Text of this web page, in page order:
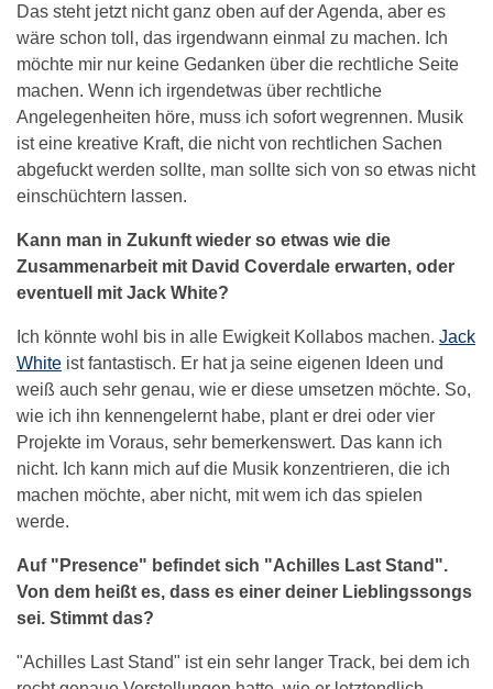
Das steht jetzt nicht ganz oben auf der Agenda, aber es
wäre schon toll, das irgendwann einmal zu machen. Ich
möchte mir nur keine Gedanken über die rechtliche Seite
machen. Wenn ich irgendetwas über rechtliche
Angelegenheiten höre, muss ich sofort wegrennen. Musik
ist eine kreative Kraft, die nicht von rechtlichen Sachen
abgefuckt werden sollte, man sollte sich von so etwas nicht
einschüchtern lassen.
Kann man in Zukunft wieder so etwas wie die
Zusammenarbeit mit David Coverdale erwarten, oder
eventuell mit Jack White?
Ich könnte wohl bis in alle Ewigkeit Kollabos machen. Jack
White ist fantastisch. Er hat ja seine eigenen Ideen und
weiß auch sehr genau, wie er diese umsetzen möchte. So,
wie ich ihn kennengelernt habe, plant er drei oder vier
Projekte im Voraus, sehr bemerkenswert. Das kann ich
nicht. Ich kann mich auf die Musik konzentrieren, die ich
machen möchte, aber nicht, mit wem ich das spielen
werde.
Auf "Presence" befindet sich "Achilles Last Stand".
Von dem heißt es, dass es einer deiner Lieblingssongs
sei. Stimmt das?
"Achilles Last Stand" ist ein sehr langer Track, bei dem ich